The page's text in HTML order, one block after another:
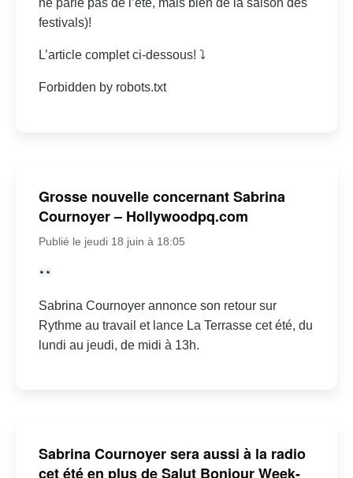
ne parle pas de l’été, mais bien de la saison des
festivals)!
L’article complet ci-dessous! ⤵
Forbidden by robots.txt
Grosse nouvelle concernant Sabrina
Cournoyer – Hollywoodpq.com
Publié le jeudi 18 juin à 18:05
Sabrina Cournoyer annonce son retour sur
Rythme au travail et lance La Terrasse cet été, du
lundi au jeudi, de midi à 13h.
Sabrina Cournoyer sera aussi à la radio
cet été en plus de Salut Bonjour Week-